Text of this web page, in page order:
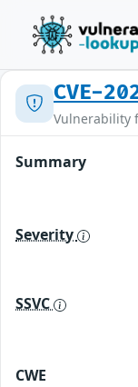
CVE-
Vulnerability
Summary
Severity
SSVC
CWE